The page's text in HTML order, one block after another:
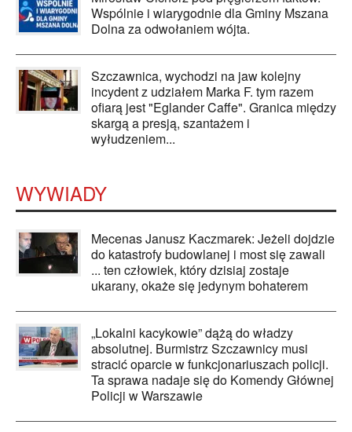
Wspólnie i wiarygodnie dla Gminy Mszana
Dolna za odwołaniem wójta.
Szczawnica, wychodzi na jaw kolejny
incydent z udziałem Marka F. tym razem
ofiarą jest "Eglander Caffe". Granica między
skargą a presją, szantażem i
wyłudzeniem...
WYWIADY
Mecenas Janusz Kaczmarek: Jeżeli dojdzie
do katastrofy budowlanej i most się zawali
... ten człowiek, który dzisiaj zostaje
ukarany, okaże się jedynym bohaterem
„Lokalni kacykowie” dążą do władzy
absolutnej. Burmistrz Szczawnicy musi
stracić oparcie w funkcjonariuszach policji.
Ta sprawa nadaje się do Komendy Głównej
Policji w Warszawie